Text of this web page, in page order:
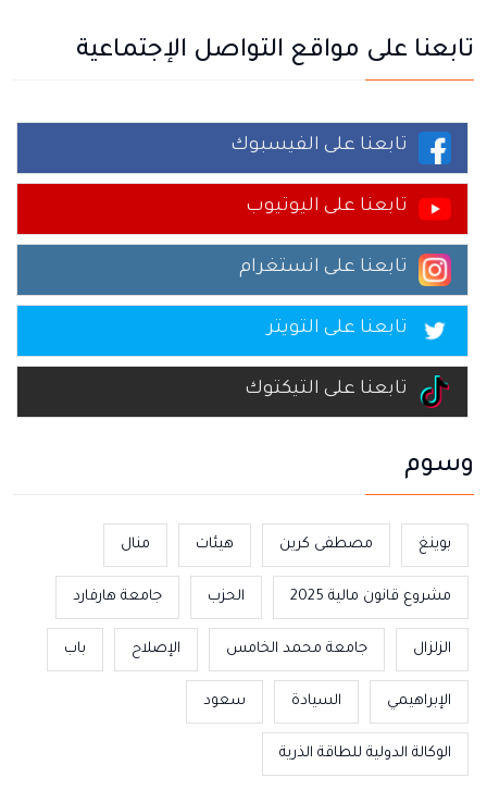
تابعنا على مواقع التواصل الإجتماعية
تابعنا على الفيسبوك
تابعنا على اليوتيوب
تابعنا على انستغرام
تابعنا على التويتر
تابعنا على التيكتوك
وسوم
بوينغ مصطفى كرين هيئات منال
مشروع قانون مالية 2025 الحزب جامعة هارفارد
الزلزال جامعة محمد الخامس الإصلاح باب
الإبراهيمي السيادة سعود
الوكالة الدولية للطاقة الذرية